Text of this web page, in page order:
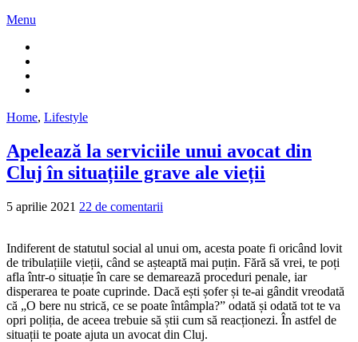
Menu
Home, Lifestyle
Apelează la serviciile unui avocat din
Cluj în situațiile grave ale vieții
5 aprilie 2021 22 de comentarii
Indiferent de statutul social al unui om, acesta poate fi oricând lovit
de tribulațiile vieții, când se așteaptă mai puțin. Fără să vrei, te poți
afla într-o situație în care se demarează proceduri penale, iar
disperarea te poate cuprinde. Dacă ești șofer și te-ai gândit vreodată
că „O bere nu strică, ce se poate întâmpla?” odată și odată tot te va
opri poliția, de aceea trebuie să știi cum să reacționezi. În astfel de
situații te poate ajuta un avocat din Cluj.